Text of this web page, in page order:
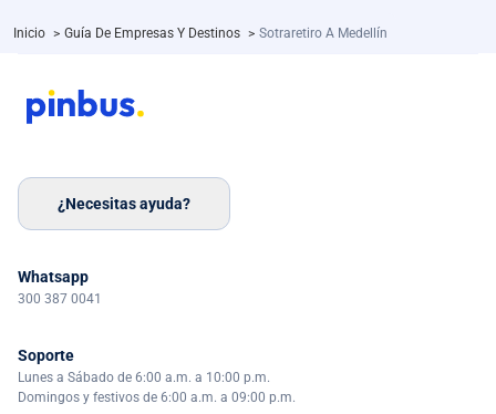
Inicio > Guía De Empresas Y Destinos > Sotraretiro A Medellín
¿Necesitas ayuda?
Whatsapp
300 387 0041
Soporte
Lunes a Sábado de 6:00 a.m. a 10:00 p.m.
Domingos y festivos de 6:00 a.m. a 09:00 p.m.